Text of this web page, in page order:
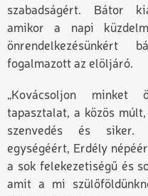
szabadságért. Bátor
amikor a napi
fogalmazott az elöljáró.
„Kovácsoljon
tapasztalat, a közös
szenvedés és siker.
egységéért, Erdély
a sok felekezetiségű és
amit a mi